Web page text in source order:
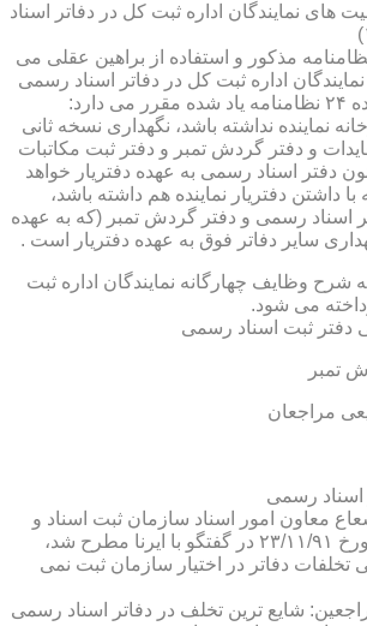
های نمایندگان اداره ثبت كل در دفاتر اسناد
تدقیق در ماده ۲۴ نظامنامه مذكور و استفاده از براهین عقلی می
اداره ثبت كل در دفاتر اسناد رسمی
نماینده نداشته باشد، نگهداری نسخه ثانی
و دفتر گردش تمبر و دفتر ثبت مكاتبات
در ماده ۲۳ قانون دفتر اسناد رسمی به عهده دفتریار خواهد
با داشتن دفتریار نماینده هم داشته باشد،
اسناد رسمی و دفتر گردش تمبر (كه به عهده
سایر دفاتر فوق به عهده دفتریار است .
شرح وظایف چهارگانه نمایندگان اداره ثبت
می شود.
اسناد رسمی
معاون امور اسناد سازمان ثبت اسناد و
املاک کشور که در مورخ ۲۳/۱۱/۹۱ در گفتگو با ایرنا مطرح شد،
تخلفات دفاتر در اختیار سازمان ثبت نمی
شایع ترین تخلف در دفاتر اسناد رسمی